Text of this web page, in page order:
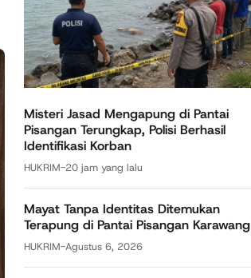
Misteri Jasad Mengapung di Pantai
Pisangan Terungkap, Polisi Berhasil
Identifikasi Korban
HUKRIM-20 jam yang lalu
Mayat Tanpa Identitas Ditemukan
Terapung di Pantai Pisangan Karawang
HUKRIM-Agustus 6, 2026